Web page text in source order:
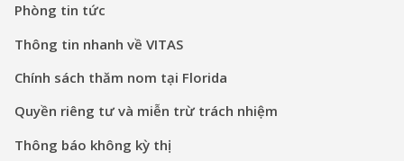
Phòng tin tức
Thông tin nhanh về VITAS
Chính sách thăm nom tại Florida
Quyền riêng tư và miễn trừ trách nhiệm
Thông báo không kỳ thị